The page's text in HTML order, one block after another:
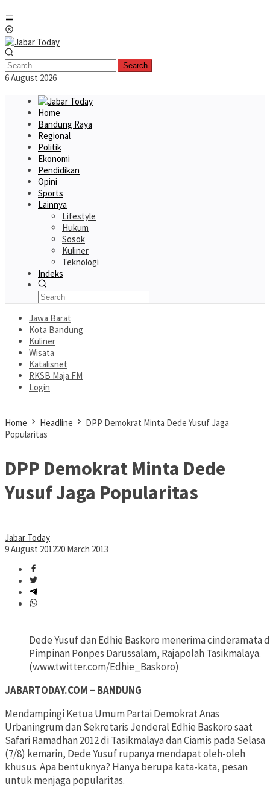
to
content
Search
6 August 2026
Home
Bandung Raya
Regional
Politik
Ekonomi
Pendidikan
Opini
Sports
Lainnya
Lifestyle
Hukum
Sosok
Kuliner
Teknologi
Indeks
Jawa Barat
Kota Bandung
Kuliner
Wisata
Katalisnet
RKSB Maja FM
Login
Home Headline
DPP Demokrat Minta Dede Yusuf Jaga
Popularitas
DPP Demokrat Minta Dede
Yusuf Jaga Popularitas
Jabar Today
9 August 201220 March 2013
Dede Yusuf dan Edhie Baskoro menerima cinderamata
Pimpinan Ponpes Darussalam, Rajapolah Tasikmalaya.
(www.twitter.com/Edhie_Baskoro)
JABARTODAY.COM – BANDUNG
Mendampingi Ketua Umum Partai Demokrat Anas
Urbaningrum dan Sekretaris Jenderal Edhie Baskoro saat
Safari Ramadhan 2012 di Tasikmalaya dan Ciamis pada Selasa
(7/8) kemarin, Dede Yusuf rupanya mendapat oleh-oleh
khusus. Apa bentuknya? Hanya berupa kata-kata, pesan
untuk menjaga popularitas.